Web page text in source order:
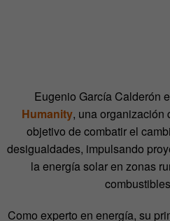
Eugenio García Calderón
Humanity, una organización
objetivo de combatir el
desigualdades, impulsando
la energía solar en zonas
Como experto en energía, su